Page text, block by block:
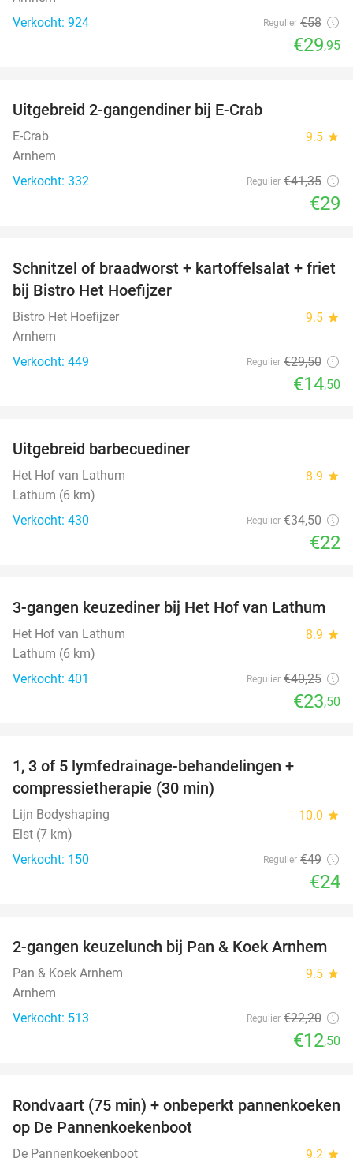
Verkocht: 924
Regulier €58
€29,95
Uitgebreid 2-gangendiner bij E-Crab
E-Crab 9.5 star
Arnhem
Verkocht: 332
Regulier €41,35
€29
51%
Schnitzel of braadworst + kartoffelsalat + friet
bij Bistro Het Hoefijzer
Bistro Het Hoefijzer 9.5 star
Arnhem
Verkocht: 449
Regulier €29,50
€14,50
Uitgebreid barbecuediner
Het Hof van Lathum 8.9 star
Lathum (6 km)
Verkocht: 430
Regulier €34,50
€22
42%
3-gangen keuzediner bij Het Hof van Lathum
Het Hof van Lathum 8.9 star
Lathum (6 km)
Verkocht: 401
Regulier €40,25
€23,50
1, 3 of 5 lymfedrainage-behandelingen +
compressietherapie (30 min)
Lijn Bodyshaping 10.0 star
Elst (7 km)
Verkocht: 150
Regulier €49
€24
44%
2-gangen keuzelunch bij Pan & Koek Arnhem
Pan & Koek Arnhem 9.5 star
Arnhem
Verkocht: 513
Regulier €22,20
€12,50
30%
Rondvaart (75 min) + onbeperkt pannenkoeken
op De Pannenkoekenboot
De Pannenkoekenboot 9.2 star